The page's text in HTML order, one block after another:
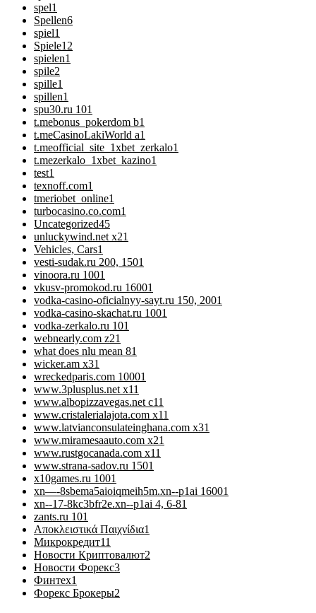
spel1
Spellen6
spiel1
Spiele12
spielen1
spile2
spille1
spillen1
spu30.ru 101
t.mebonus_pokerdom b1
t.meCasinoLakiWorld a1
t.meofficial_site_1xbet_zerkalo1
t.mezerkalo_1xbet_kazino1
test1
texnoff.com1
tmeriobet_online1
turbocasino.co.com1
Uncategorized45
unluckywind.net x21
Vehicles, Cars1
vesti-sudak.ru 200, 1501
vinoora.ru 1001
vkusv-promokod.ru 16001
vodka-casino-oficialnyy-sayt.ru 150, 2001
vodka-casino-skachat.ru 1001
vodka-zerkalo.ru 101
webnearly.com z21
what does nlu mean 81
wicker.am x31
wreckedparis.com 10001
www.3plusplus.net x11
www.albopizzavegas.net c11
www.cristalerialajota.com x11
www.latvianconsulateinghana.com x31
www.miramesaauto.com x21
www.rustgocanada.com x11
www.strana-sadov.ru 1501
x10games.ru 1001
xn—-8sbema5aioiqmeih5m.xn--p1ai 16001
xn--17-8kc3bfr2e.xn--p1ai 4, 6-81
zants.ru 101
Αποκλειστικά Παιχνίδια1
Микрокредит11
Новости Криптовалют2
Новости Форекс3
Финтех1
Форекс Брокеры2